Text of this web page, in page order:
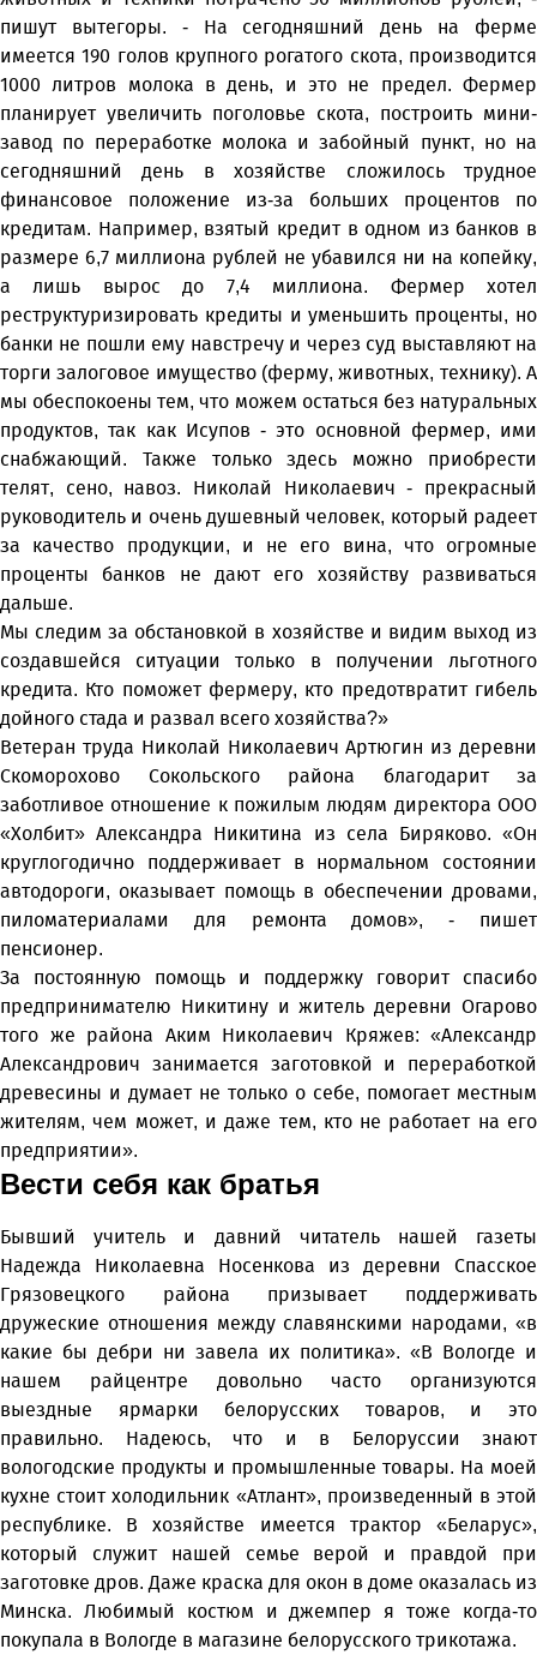
пишут вытегоры. - На сегодняшний день на ферме
имеется 190 голов крупного рогатого скота, производится
1000 литров молока в день, и это не предел. Фермер
планирует увеличить поголовье скота, построить мини-
завод по переработке молока и забойный пункт, но на
сегодняшний день в хозяйстве сложилось трудное
финансовое положение из-за больших процентов по
кредитам. Например, взятый кредит в одном из банков в
размере 6,7 миллиона рублей не убавился ни на копейку,
а лишь вырос до 7,4 миллиона. Фермер хотел
реструктуризировать кредиты и уменьшить проценты, но
банки не пошли ему навстречу и через суд выставляют на
торги залоговое имущество (ферму, животных, технику). А
мы обеспокоены тем, что можем остаться без натуральных
продуктов, так как Исупов - это основной фермер, ими
снабжающий. Также только здесь можно приобрести
телят, сено, навоз. Николай Николаевич - прекрасный
руководитель и очень душевный человек, который радеет
за качество продукции, и не его вина, что огромные
проценты банков не дают его хозяйству развиваться
дальше.
Мы следим за обстановкой в хозяйстве и видим выход из
создавшейся ситуации только в получении льготного
кредита. Кто поможет фермеру, кто предотвратит гибель
дойного стада и развал всего хозяйства?»
Ветеран труда Николай Николаевич Артюгин из деревни
Скоморохово Сокольского района благодарит за
заботливое отношение к пожилым людям директора ООО
«Холбит» Александра Никитина из села Биряково. «Он
круглогодично поддерживает в нормальном состоянии
автодороги, оказывает помощь в обеспечении дровами,
пиломатериалами для ремонта домов», - пишет
пенсионер.
За постоянную помощь и поддержку говорит спасибо
предпринимателю Никитину и житель деревни Огарово
того же района Аким Николаевич Кряжев: «Александр
Александрович занимается заготовкой и переработкой
древесины и думает не только о себе, помогает местным
жителям, чем может, и даже тем, кто не работает на его
предприятии».
Вести себя как братья
Бывший учитель и давний читатель нашей газеты
Надежда Николаевна Носенкова из деревни Спасское
Грязовецкого района призывает поддерживать
дружеские отношения между славянскими народами, «в
какие бы дебри ни завела их политика». «В Вологде и
нашем райцентре довольно часто организуются
выездные ярмарки белорусских товаров, и это
правильно. Надеюсь, что и в Белоруссии знают
вологодские продукты и промышленные товары. На моей
кухне стоит холодильник «Атлант», произведенный в этой
республике. В хозяйстве имеется трактор «Беларус»,
который служит нашей семье верой и правдой при
заготовке дров. Даже краска для окон в доме оказалась из
Минска. Любимый костюм и джемпер я тоже когда-то
покупала в Вологде в магазине белорусского трикотажа.